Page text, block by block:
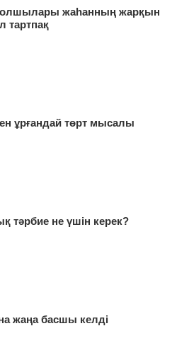
жаһанның жарқын
тартпақ
ұрғандай төрт мысалы
тәрбие не үшін керек?
жаңа басшы келді